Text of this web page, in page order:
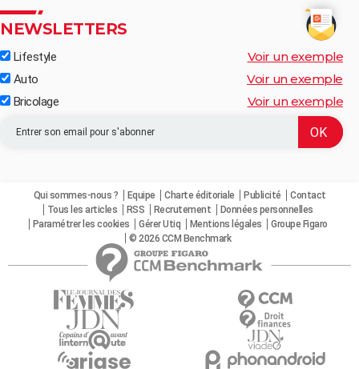
NEWSLETTERS
Lifestyle Voir un exemple
Auto Voir un exemple
Bricolage Voir un exemple
Qui sommes-nous ? Equipe Charte éditoriale Publicité
Contact
Tous les articles
RSS Recrutement
Données personnelles
Paramétrer les cookies
Gérer Utiq Mentions légales
Groupe Figaro
© 2026 CCM Benchmark